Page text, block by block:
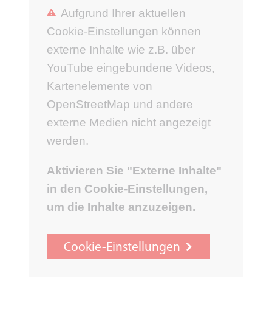
Aufgrund Ihrer aktuellen
Cookie-Einstellungen können
externe Inhalte wie z.B. über
YouTube eingebundene Videos,
Kartenelemente von
OpenStreetMap und andere
externe Medien nicht angezeigt
werden.
Aktivieren Sie "Externe Inhalte"
in den Cookie-Einstellungen,
um die Inhalte anzuzeigen.
Cookie-Einstellungen